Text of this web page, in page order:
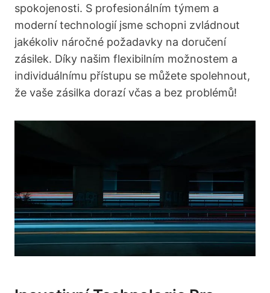
spokojenosti. S profesionálním týmem a
moderní technologií jsme schopni zvládnout
jakékoliv náročné požadavky na doručení
zásilek. Díky našim flexibilním možnostem a
individuálnímu přístupu se můžete spolehnout,
že vaše zásilka dorazí včas a bez problémů!